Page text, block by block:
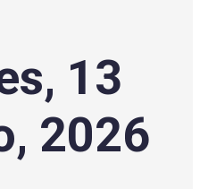
13
2026